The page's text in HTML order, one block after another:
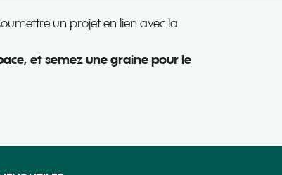
un projet en lien avec la
et semez une graine pour le